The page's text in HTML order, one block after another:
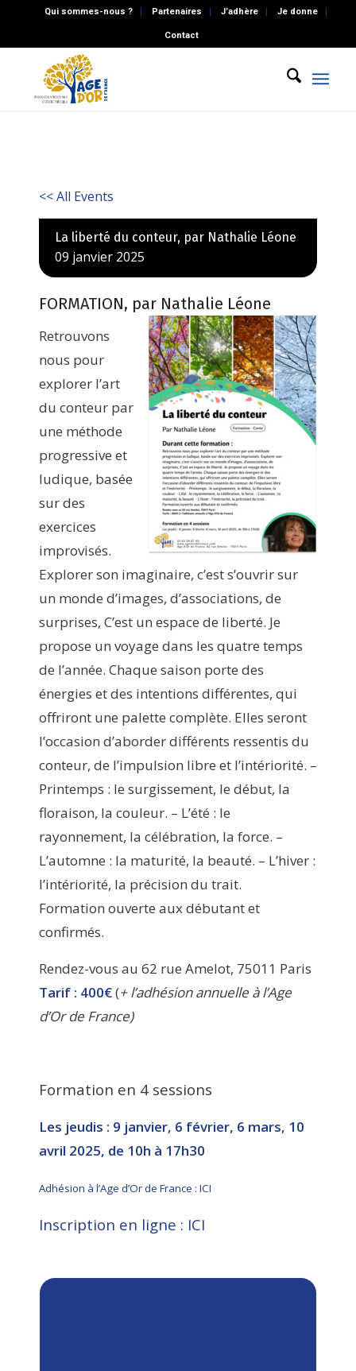
Qui sommes-nous ? Partenaires J’adhère Je donne
Contact
<< All Events
La liberté du conteur, par Nathalie Léone
09 janvier 2025
FORMATION, par Nathalie Léone
Retrouvons
nous pour
explorer l’art
du conteur par
une méthode
progressive et
ludique, basée
sur des
exercices
improvisés.
Explorer son imaginaire, c’est s’ouvrir sur
un monde d’images, d’associations, de
surprises, C’est un espace de liberté. Je
propose un voyage dans les quatre temps
de l’année. Chaque saison porte des
énergies et des intentions différentes, qui
offriront une palette complète. Elles seront
l’occasion d’aborder différents ressentis du
conteur, de l’impulsion libre et l’intériorité. –
Printemps : le surgissement, le début, la
floraison, la couleur. – L’été : le
rayonnement, la célébration, la force. –
L’automne : la maturité, la beauté. – L’hiver :
l’intériorité, la précision du trait.
Formation ouverte aux débutant et
confirmés.
Rendez-vous au 62 rue Amelot, 75011 Paris
Tarif : 400€(+ l’adhésion annuelle à l’Age
d’Or de France)
Formation en 4 sessions
Les jeudis : 9 janvier, 6 février, 6 mars, 10
avril 2025, de 10h à 17h30
Adhésion à l’Age d’Or de France : ICI
Inscription en ligne : ICI